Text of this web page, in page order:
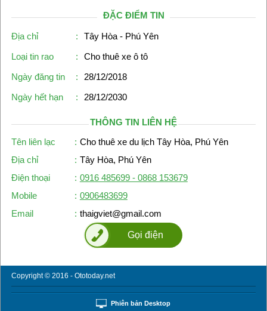
ĐẶC ĐIỂM TIN
Địa chỉ :
Tây Hòa - Phú Yên
Loại tin rao
:
Cho thuê xe ô tô
Ngày đăng tin
:
28/12/2018
Ngày hết hạn
: 28/12/2030
THÔNG TIN LIÊN HỆ
Tên liên lạc
: Cho thuê xe du lịch Tây Hòa, Phú Yên
Địa chỉ
: Tây Hòa, Phú Yên
Điện thoại
: 0916 485699 - 0868 153679
Mobile
: 0906483699
Email
: thaigviet@gmail.com
Gọi điện
Copyright © 2016 - Ototoday.net
Phiên bản Desktop